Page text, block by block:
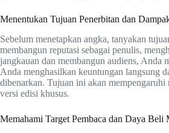
Menentukan Tujuan Penerbitan dan
Sebelum menetapkan angka, tanyakan
membangun reputasi sebagai penulis,
jangkauan dan membangun audiens,
Anda menghasilkan keuntungan langsung
dibenarkan. Tujuan ini akan
versi edisi khusus.
Memahami Target Pembaca dan Daya Beli